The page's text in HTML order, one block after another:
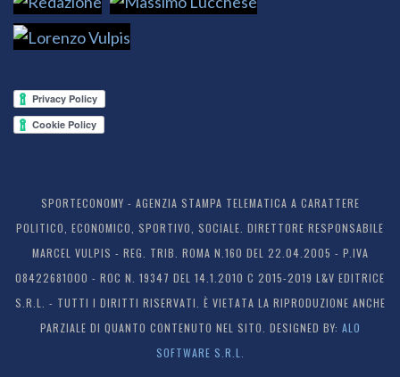
SPORTECONOMY - AGENZIA STAMPA TELEMATICA A CARATTERE
POLITICO, ECONOMICO, SPORTIVO, SOCIALE. DIRETTORE RESPONSABILE
MARCEL VULPIS - REG. TRIB. ROMA N.160 DEL 22.04.2005 - P.IVA
08422681000 - ROC N. 19347 DEL 14.1.2010 C 2015-2019 L&V EDITRICE
S.R.L. - TUTTI I DIRITTI RISERVATI. È VIETATA LA RIPRODUZIONE ANCHE
PARZIALE DI QUANTO CONTENUTO NEL SITO. DESIGNED BY: ALO
SOFTWARE S.R.L.